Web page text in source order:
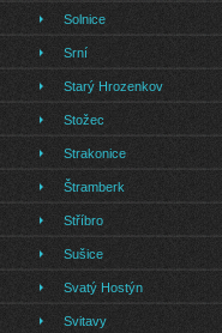
Solnice
Srní
Starý Hrozenkov
Stožec
Strakonice
Štramberk
Stříbro
Sušice
Svatý Hostýn
Svitavy